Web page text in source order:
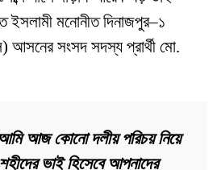
ইসলামী মনোনীত দিনাজপুর–১
আসনের সংসদ সদস্য প্রার্থী মো.
আজ কোনো দলীয় পরিচয় নিয়ে
ভাই হিসেবে আপনাদের